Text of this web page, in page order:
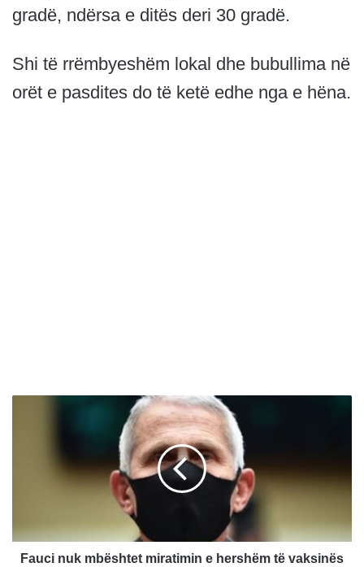
gradë, ndërsa e ditës deri 30 gradë.
Shi të rrëmbyeshëm lokal dhe bubullima në
orët e pasdites do të ketë edhe nga e hëna.
m
Fauci nuk mbështet miratimin e hershëm të vaksinës